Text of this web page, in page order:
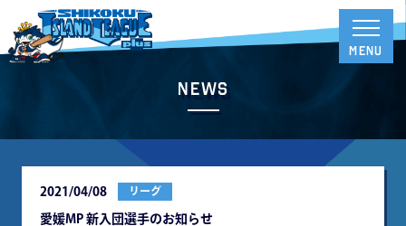
News
2021/04/08 リーグ
愛媛MP 新入団選手のお知らせ